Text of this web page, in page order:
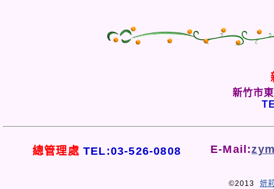
新竹市
總管理處 TEL:03-526-0808 E-Mail:
©2013 妍